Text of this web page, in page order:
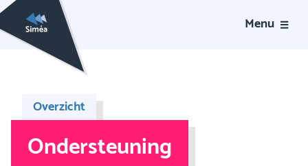
Menu
Overzicht
Ondersteuning